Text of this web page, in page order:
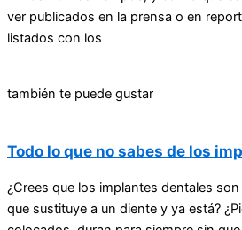
ver publicados en la prensa o en
listados con los
también te puede gustar
Todo lo que no sabes de los
¿Crees que los implantes dentales
que sustituye a un diente y ya está?